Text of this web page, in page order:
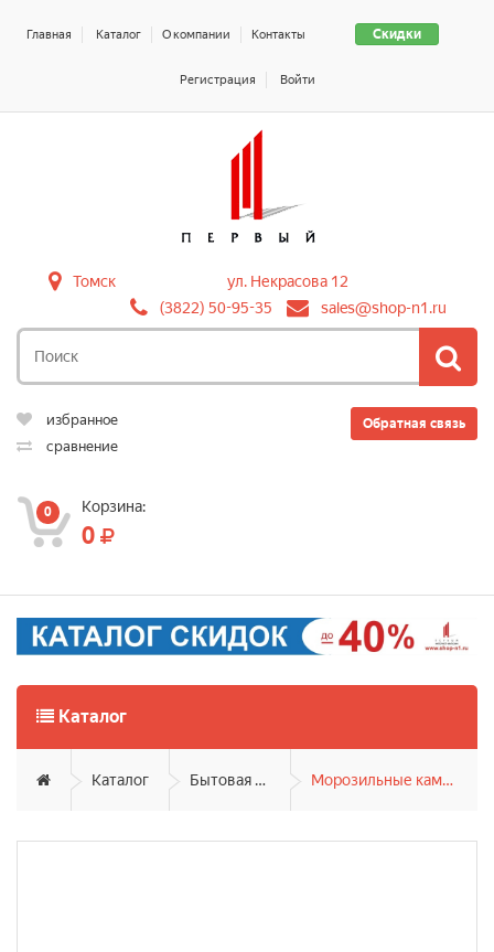
Скидки
Главная Каталог О компании Контакты
Регистрация Войти
Томск
ул. Некрасова 12
(3822) 50-95-35
sales@shop-n1.ru
Обратная связь
избранное
сравнение
0 Корзина:
0
Каталог
Каталог Бытовая техника Морозильные камеры и лари